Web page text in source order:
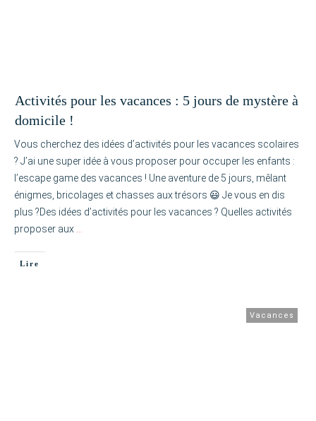
Activités pour les vacances : 5 jours de mystère à
domicile !
Vous cherchez des idées d’activités pour les vacances scolaires
? J’ai une super idée à vous proposer pour occuper les enfants :
l’escape game des vacances ! Une aventure de 5 jours, mêlant
énigmes, bricolages et chasses aux trésors 😃 Je vous en dis
plus ?Des idées d’activités pour les vacances ? Quelles activités
proposer aux
Lire
Vacances